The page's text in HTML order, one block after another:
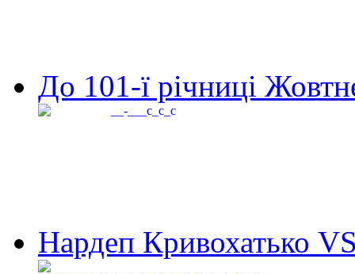
До 101-ї річниці
Нардеп Кривохатько